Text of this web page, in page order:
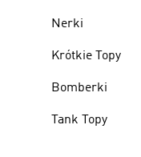
Nerki
Krótkie Topy
Bomberki
Tank Topy